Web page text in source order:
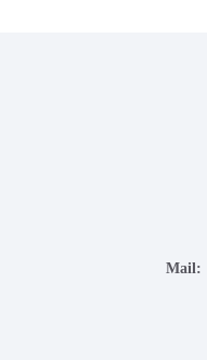
Mail: